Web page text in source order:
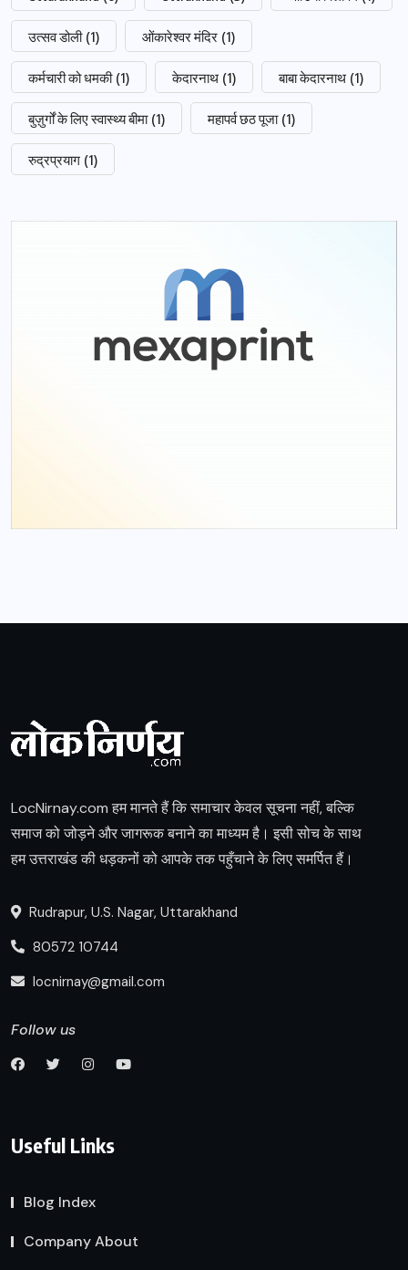
उत्सव डोली (1) ओंकारेश्वर मंदिर (1)
कर्मचारी को धमकी (1) केदारनाथ (1) बाबा केदारनाथ (1)
बुज़ुर्गों के लिए स्वास्थ्य बीमा (1) महापर्व छठ पूजा (1)
रुद्रप्रयाग (1)
LocNirnay.com हम मानते हैं कि समाचार केवल सूचना नहीं, बल्कि
समाज को जोड़ने और जागरूक बनाने का माध्यम है। इसी सोच के साथ
हम उत्तराखंड की धड़कनों को आपके तक पहुँचाने के लिए समर्पित हैं।
Rudrapur, U.S. Nagar, Uttarakhand
80572 10744
locnirnay@gmail.com
Follow us
Useful Links
Blog Index
Company About